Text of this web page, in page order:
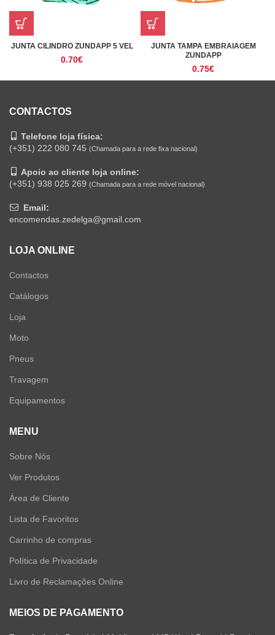
JUNTA CILINDRO ZUNDAPP 5 VEL
0.70€
JUNTA TAMPA EMBRAIAGEM
ZUNDAPP
0.75€
CONTACTOS
Telefone loja física:
(+351) 222 080 745 (Chamada para a rede fixa nacional)
Apoio ao cliente loja online:
(+351) 938 025 269 (Chamada para a rede móvel nacional)
Email:
encomendas.zedelga@gmail.com
LOJA ONLINE
Contactos
Catálogos
Loja
Moto
Pneus
Travagem
Equipamentos
MENU
Sobre Nós
Ver Produtos
Área de Cliente
Lista de Favoritos
Carrinho de compras
Política de Privacidade
Livro de Reclamações Online
MEIOS DE PAGAMENTO